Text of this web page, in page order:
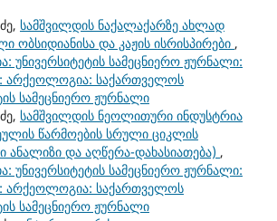
სამშვილდის ნაქალაქარზე ახლად
ობსიდიანისა და კაჟის ისრისპირები ,
უნივერსიტეტის სამეცნიერო ჟურნალი:
არქეოლოგია: საქართველოს
სამეცნიერო ჟურნალი
სამშვილდის ნეოლითური ინდუსტრია
წარმოების სრული ციკლის
და აღწერა-დახასიათება) ,
უნივერსიტეტის სამეცნიერო ჟურნალი:
არქეოლოგია: საქართველოს
სამეცნიერო ჟურნალი